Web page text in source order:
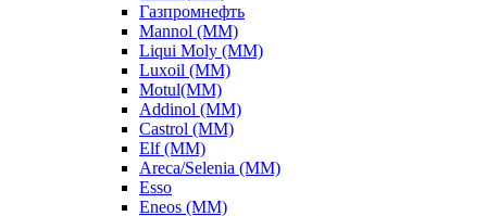
Газпромнефть
Mannol (ММ)
Liqui Moly (ММ)
Luxoil (ММ)
Motul(ММ)
Addinol (ММ)
Castrol (ММ)
Elf (ММ)
Areca/Selenia (ММ)
Esso
Eneos (ММ)